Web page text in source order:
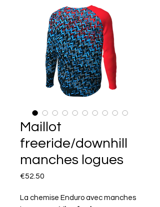
Maillot
freeride/downhill
manches logues
€52.50
La chemise Enduro avec manches